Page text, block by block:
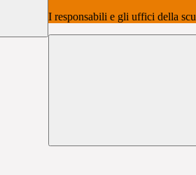
I responsabili e gli uffici della